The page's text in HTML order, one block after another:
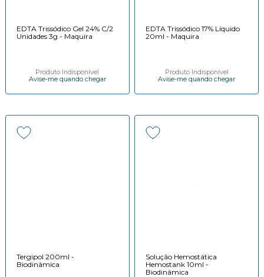
EDTA Trissódico Gel 24% C/2
Unidades 3g - Maquira
Produto Indisponível
Avise-me quando chegar
EDTA Trissódico 17% Líquido
20ml - Maquira
Produto Indisponível
Avise-me quando chegar
Tergipol 200ml -
Biodinâmica
Solução Hemostática
Hemostank 10ml -
Biodinâmica